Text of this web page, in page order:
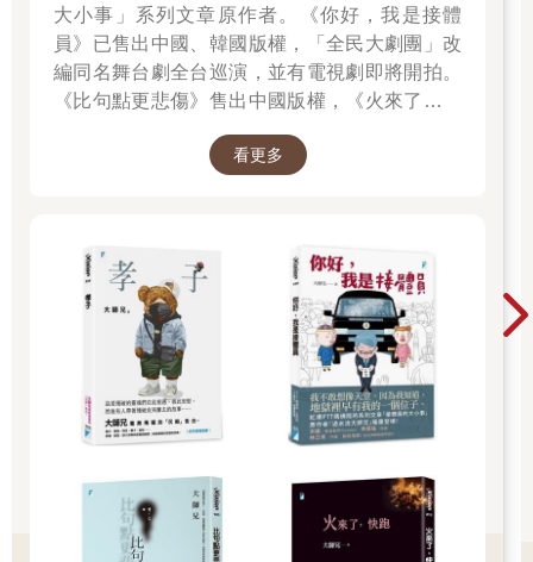
未來出現的挫敗。
自尊心低落的人可能會完全忽略他們所擁有的成就。事實上，他
們會認為自己唯一可以做到最接近成功的事，就只是比較不嚴重
的失敗而已。
有些人會在生活裡做出一些極端改變，試圖透過這樣的方式來躲
過因為自卑而引起的憂鬱。他們可能會換工作、結婚、離婚，或
是搬到其他地方。但是，如果沒有先戰勝心裡那個扭曲的自我，
些事情真的代表我是怎樣的人嗎？如果你用更加客觀的態度看待
事物，會發現很多事根本不能拿來當作評斷你的標準。一直以
來，你允許這些負面的感受影響自己。現在是時候拿掉這副有色
眼鏡，讓真正的世界在眼前閃耀了！
相對於查理布朗這個角色代表的低自尊心，舒茲創造出露西這個
同樣顯眼的人格。擁有這種性格的人經常自以為是，把自己當作
所有事情的最終裁決者。
他們似乎對自己的錯誤毫不介意，甚至擁有把自身錯誤作為一項
真相是，這些人外在表現得好像自己是神賜予全人類的禮物，其
實內心也深感自卑。他們把優越感當作保護殼，以此來對抗自卑
大小事」系列文章原作者。《你好，我是接體
員》已售出中國、韓國版權，「全民大劇團」改
編同名舞台劇全台巡演，並有電視劇即將開拍。
《比句點更悲傷》售出中國版權，《火來了，快
看更多